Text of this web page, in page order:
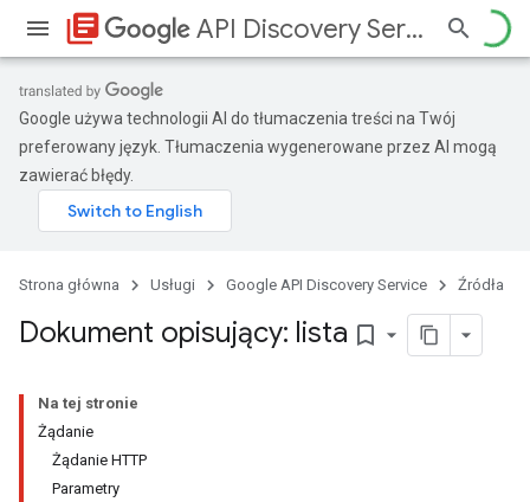
library_books API Discovery Service
Google używa technologii AI do tłumaczenia treści na Twój
preferowany język. Tłumaczenia wygenerowane przez AI mogą
zawierać błędy.
Strona główna Usługi Google API Discovery Service Źródła
Dokument opisujący: lista bookmark_border
Na tej stronie
Żądanie
Żądanie HTTP
Parametry